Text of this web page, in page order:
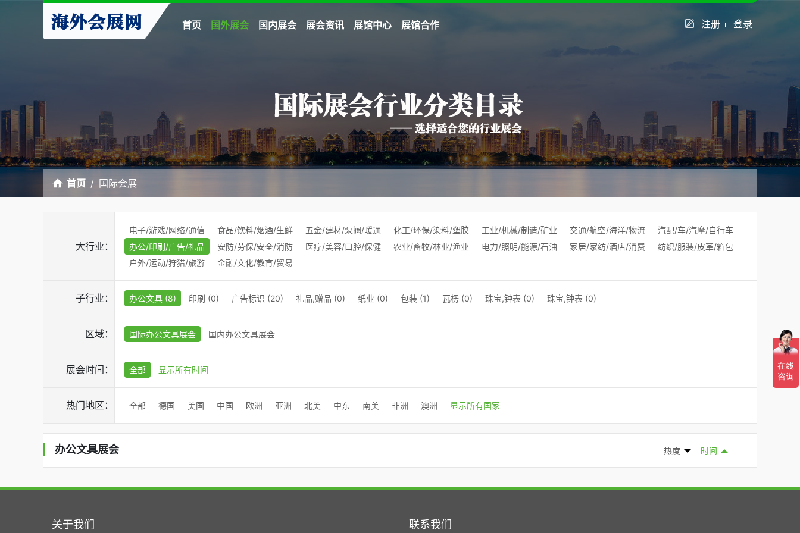
首页 国外展会 国内展会 展会资讯 展馆中心 展馆合作 注册 登录
首页 国际会展
大行业：
电子/游戏/网络/通信 食品/饮料/烟酒/生鲜 五金/建材/泵阀/暖通 化工/环保/染料/塑胶 工业/机械/制造/矿业 交通/航空/海洋/物流
汽配/车/汽摩/自行车
办公/印刷/广告/礼品
安防/劳保/安全/消防 医疗/美容/口腔/保健 农业/畜牧/林业/渔业 电力/照明/能源/石油 家居/家纺/酒店/消费
纺织/服装/皮革/箱包
户外/运动/狩猎/旅游
金融/文化/教育/贸易
子行业： 办公文具 (8) 印刷 (0) 广告标识 (20) 礼品,赠品 (0) 纸业 (0) 包装 (1) 瓦楞 (0) 珠宝,钟表 (0) 珠宝,钟表 (0)
区域： 国际办公文具展会 国内办公文具展会
展会时间： 全部 显示所有时间
热门地区： 全部 德国 美国 中国 欧洲 亚洲 北美 中东 南美 非洲 澳洲 显示所有国家
办公文具展会 热度 时间
关于我们 联系我们